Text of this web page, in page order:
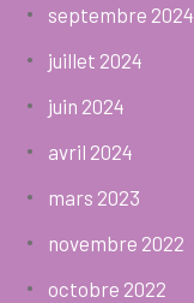
septembre 2024
juillet 2024
juin 2024
avril 2024
mars 2023
novembre 2022
octobre 2022